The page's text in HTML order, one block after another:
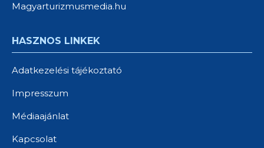
Magyarturizmusmedia.hu
HASZNOS LINKEK
Adatkezelési tájékoztató
Impresszum
Médiaajánlat
Kapcsolat